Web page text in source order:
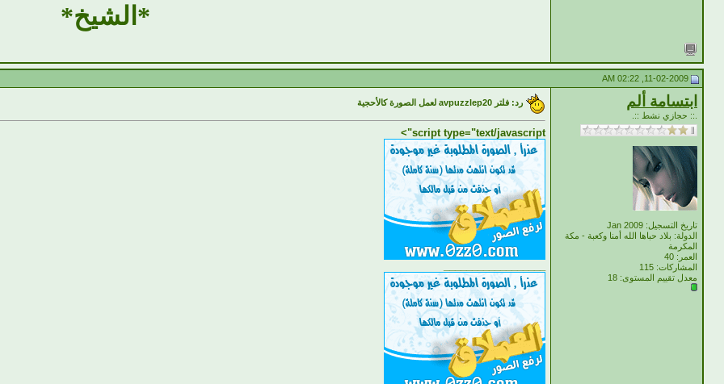
*الشيخ*
ابتسامة ألم
.:: حجازي نشط ::.
تاريخ التسجيل: Jan 2009
الدولة: بلاد حباها الله أمنا وكعبة - مكة
المكرمة
العمر: 40
المشاركات: 115
معدل تقييم المستوى: 18
رد: فلتر avpuzzlep20 لعمل الصورة كالأحجية
script type="text/javascript">